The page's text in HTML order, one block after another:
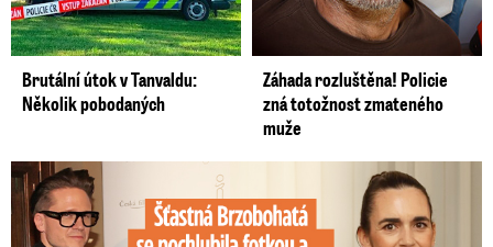
Brutální útok v Tanvaldu:
Několik pobodaných
Záhada rozluštěna! Policie
zná totožnost zmateného
muže
Šťastná Brzobohatá se pochlubila fotkou: Rýpanec od Ondřeje